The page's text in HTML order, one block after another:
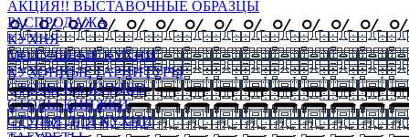
АКЦИЯ!! ВЫСТАВОЧНЫЕ ОБРАЗЦЫ
РАСПРОДАЖА
КУХНЯ
МОДУЛЬНЫЕ КУХНИ
КУХОННЫЕ ГАРНИТУРЫ
СТОЛЫ НА КУХНЮ
СТОЛЫ КНИЖКИ
СТУЛЬЯ ДЛЯ КУХНИ